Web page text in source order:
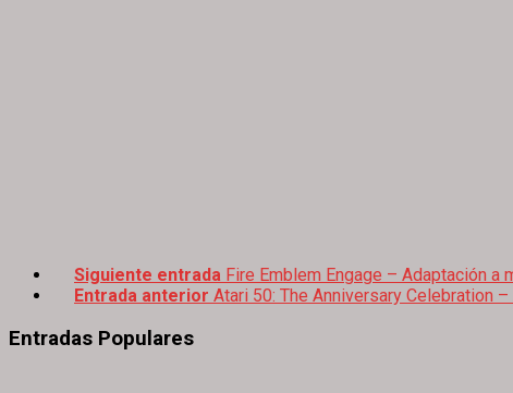
Siguiente entrada Fire Emblem Engage – Adaptación a
Entrada anterior Atari 50: The Anniversary Celebration
Entradas Populares